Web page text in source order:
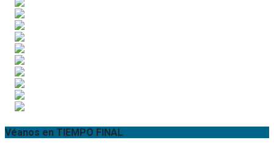
Véanos en TIEMPO FINAL